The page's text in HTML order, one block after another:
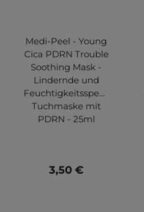
Medi-Peel - Young
Cica PDRN Trouble
Soothing Mask -
Lindernde und
Feuchtigkeitsspendende
Tuchmaske mit
PDRN - 25ml
3,50 €